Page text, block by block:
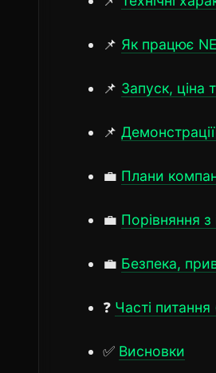
📌 Як працює
📌 Запуск, ціна
📌
💼 Плани
💼 Порівняння
💼 Безпека,
❓ Часті питання
✅ Висновки